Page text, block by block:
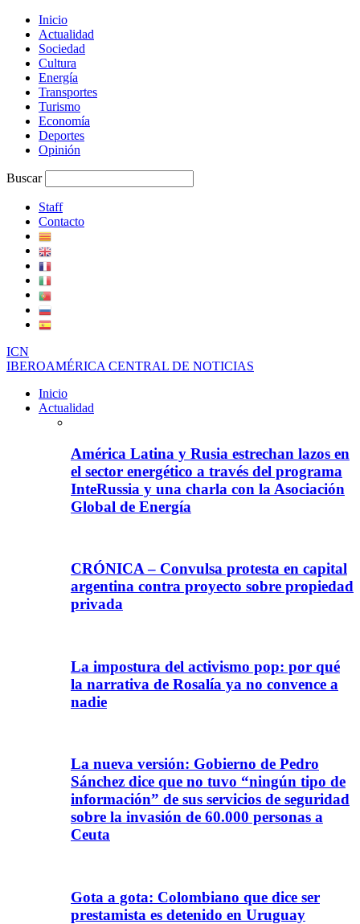
Inicio
Actualidad
Sociedad
Cultura
Energía
Transportes
Turismo
Economía
Deportes
Opinión
Buscar
Staff
Contacto
ICN
IBEROAMÉRICA CENTRAL DE NOTICIAS
Inicio
Actualidad
América Latina y Rusia estrechan lazos en
el sector energético a través del programa
InteRussia y una charla con la Asociación
Global de Energía
CRÓNICA – Convulsa protesta en capital
argentina contra proyecto sobre propiedad
privada
La impostura del activismo pop: por qué
la narrativa de Rosalía ya no convence a
nadie
La nueva versión: Gobierno de Pedro
Sánchez dice que no tuvo “ningún tipo de
información” de sus servicios de seguridad
sobre la invasión de 60.000 personas a
Ceuta
Gota a gota: Colombiano que dice ser
prestamista es detenido en Uruguay